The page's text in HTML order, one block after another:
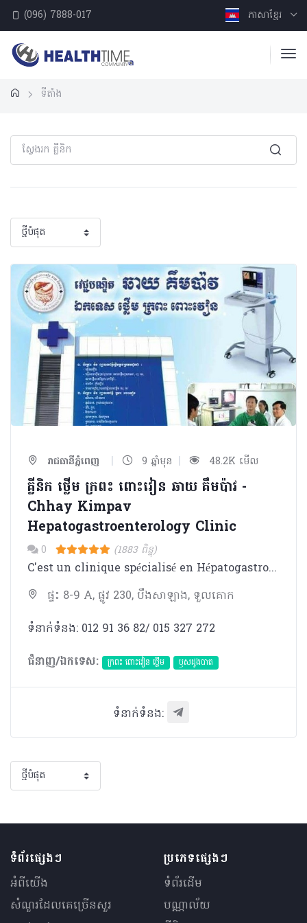
(096) 7888-017 ភាសាខ្មែរ
ទីតាំង
រាជធានីភ្នំពេញ | 9 ឆ្នាំមុន | 48.2K មើល
គ្លីនិក ថ្លើម ក្រពះ ពោះវៀន ឆាយ​ គឹមប៉ាវ -
Chhay Kimpav
Hepatogastroenterology Clinic
0 (1883 ពិន្ទុ)
C'est un clinique spécialisé en Hépatogastroentérologie fondé en 2007. Il est dirigé par Dr. CHHAY Kimpav qui état ancien FFI à l'Hôpital de la Croix-Rousse et Pitié Salpêtrière ( Paris et Lyon ).Maintenant il est cherf du service d'Hépatogastroentérologie de l'Hôpital d'Amitié Khmer- Soviet.
ផ្ទះ 8-9 A, ផ្លូវ 230, បឹងសាឡាង, ទួលគោក
ទំនាក់ទំនង: 012 91 36 82/ 015 327 272
ជំនាញ/ឯកទេស:
ក្រពះ ពោះវៀន ថ្លើម ឫសដូងបាត
ទំនាក់ទំនង:
ទំព័រផ្សេងៗ
អំពីយើង
សំណួរ​ដែលគេ​ច្រើន​សួរ
ប្រភេទផ្សេងៗ
ទំព័រដើម
បណ្ណាល័យ